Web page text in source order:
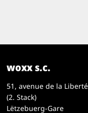
woxx s.c.
51, avenue de la Liberté
(2. Stack)
Lëtzebuerg-Gare